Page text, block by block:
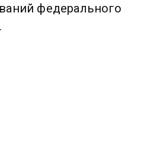
федерального